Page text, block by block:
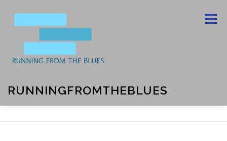
content
RUNNINGFROMTHEBLUES
Menu